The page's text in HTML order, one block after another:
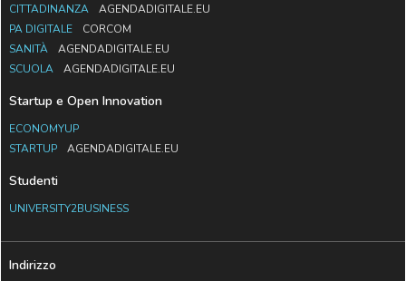
CITTADINANZA
AGENDADIGITALE.EU
PA DIGITALE
CORCOM
SANITÀ
AGENDADIGITALE.EU
SCUOLA
AGENDADIGITALE.EU
Startup e Open Innovation
ECONOMYUP
STARTUP
AGENDADIGITALE.EU
Studenti
UNIVERSITY2BUSINESS
Indirizzo